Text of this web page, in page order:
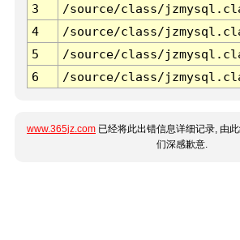
3 /source/class/
4
/source/class/
5
/source/class/
6
/source/class/
www.365jz.com 已经将此出错信息详细记录, 由
们深感歉意.